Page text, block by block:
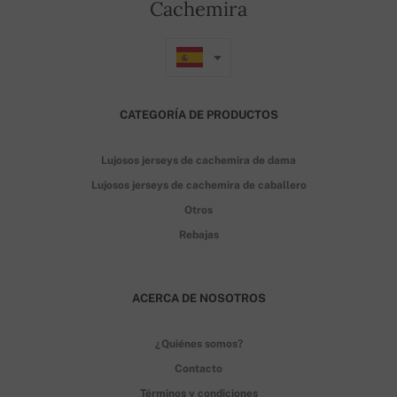
Cachemira
CATEGORÍA DE PRODUCTOS
Lujosos jerseys de cachemira de dama
Lujosos jerseys de cachemira de caballero
Otros
Rebajas
ACERCA DE NOSOTROS
¿Quiénes somos?
Contacto
Términos y condiciones